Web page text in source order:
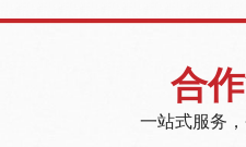
合
一站式服务